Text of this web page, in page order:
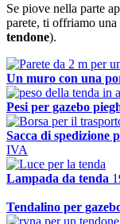
Se piove nella parte
parete, ti offriamo
tendone).
Un muro con una
Pesi per gazebo
Sacca di spedizione
IVA
Lampada da tenda
Tendalino per